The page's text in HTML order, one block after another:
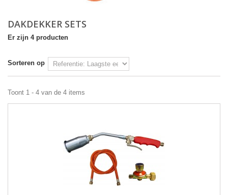
DAKDEKKER SETS
Er zijn 4 producten
Sorteren op
Toont 1 - 4 van de 4 items